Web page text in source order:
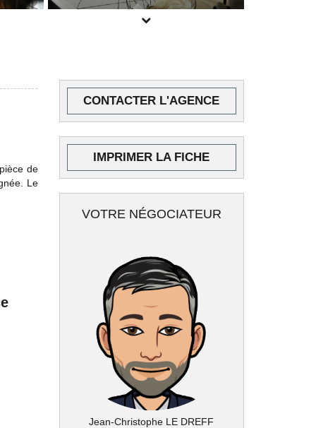
POUR PLUS DE PHOTOS
de
Le
CONTACTER L'AGENCE
IMPRIMER LA FICHE
VOTRE NÉGOCIATEUR
Jean-Christophe LE DREFF